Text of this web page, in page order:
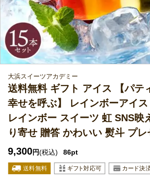
大浜スイーツアカデミー
送料無料 ギフト アイス 【パテ
幸せを呼ぶ】 レインボーアイ
レインボー スイーツ 虹 SNS映
り寄せ 贈答 かわいい 熨斗 プレ
9,300円(税込) 86pt